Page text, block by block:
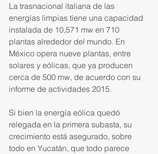
La trasnacional italiana de las
energías limpias tiene una capaci­dad
instalada de 10,571 mw en 710
plantas alrededor del mundo. En
México opera nueve plantas, entre
solares y eólicas, que ya producen
cerca de 500 mw, de acuerdo con su
informe de actividades 2015.
Si bien la energía eólica quedó
relegada en la primera subasta, su
crecimiento está asegurado, sobre
todo en Yucatán, que todo parece